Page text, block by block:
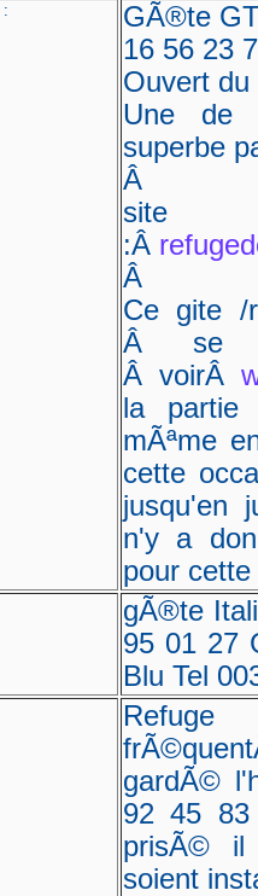
:
GÃ®te
16 56 23
Ouvert
Une de
superbe
Â
:Â
Â
Ce gite /
Â se
Â voirÂ
la partie
mÃªme
cette
jusqu'en
n'y a
pour
gÃ®te
95 01 27
Blu Tel
gardÃ©
92 45 83
prisÃ© il
soient